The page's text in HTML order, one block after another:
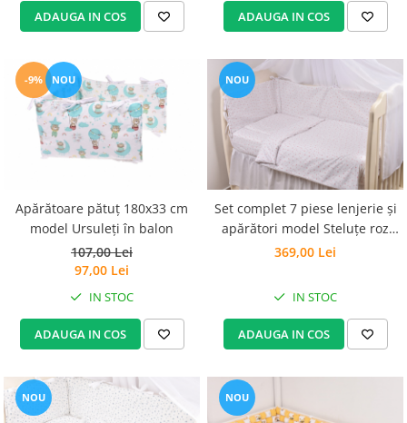
ADAUGA IN COS ADAUGA IN COS
-9% NOU
Apărătoare pătuț 180x33 cm
model Ursuleți în balon
107,00 Lei
97,00 Lei
IN STOC
ADAUGA IN COS
NOU
Set complet 7 piese lenjerie și
apărători model Steluțe roz
pătuț 120x60 cm
369,00 Lei
IN STOC
ADAUGA IN COS
NOU NOU